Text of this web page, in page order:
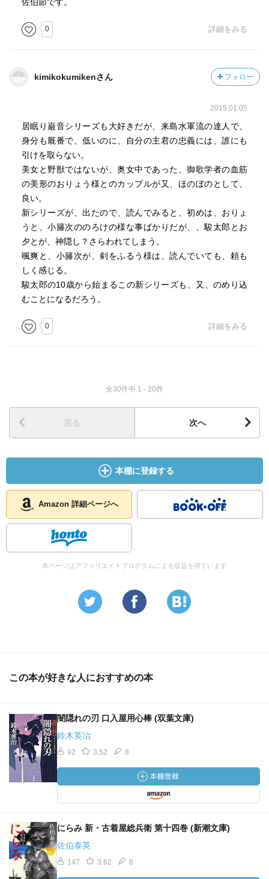
0 詳細をみる
kimikokumikenさん フォロー
2015.01.05
居眠り巌音シリーズも大好きだが、来島水軍流の達人で、
身分も厩番で、低いのに、自分の主君の忠義には、誰にも
引けを取らない。
美女と野獣ではないが、奥女中であった、御歌学者の血筋
の美形のおりょう様とのカップルが又、ほのぼのとして、
良い。
新シリーズが、出たので、読んでみると、初めは、おりょ
うと、小籐次ののろけの様な事ばかりだが、、駿太郎とお
夕とが、神隠し？さらわれてしまう。
颯爽と、小籐次が、剣をふるう様は、読んでいても、頼も
しく感じる。
駿太郎の10歳から始まるこの新シリーズも、又、のめり込
むことになるだろう。
0 詳細をみる
全30件中 1 - 20件
戻る 次へ
本棚に登録する
Amazon 詳細ページへ
本ページはアフィリエイトプログラムによる収益を得ています
この本が好きな人におすすめの本
闇隠れの刃 口入屋用心棒 (双葉文庫)
鈴木英治
92 3.52 8
にらみ 新・古着屋総兵衛 第十四巻 (新潮文庫)
佐伯泰英
147 3.62 8